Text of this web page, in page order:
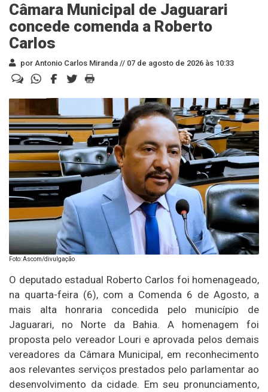
Câmara Municipal de Jaguarari
concede comenda a Roberto
Carlos
por Antonio Carlos Miranda // 07 de agosto de 2026 às 10:33
Foto: Ascom/divulgação
O deputado estadual Roberto Carlos foi homenageado,
na quarta-feira (6), com a Comenda 6 de Agosto, a
mais alta honraria concedida pelo município de
Jaguarari, no Norte da Bahia. A homenagem foi
proposta pelo vereador Louri e aprovada pelos demais
vereadores da Câmara Municipal, em reconhecimento
aos relevantes serviços prestados pelo parlamentar ao
desenvolvimento da cidade. Em seu pronunciamento,